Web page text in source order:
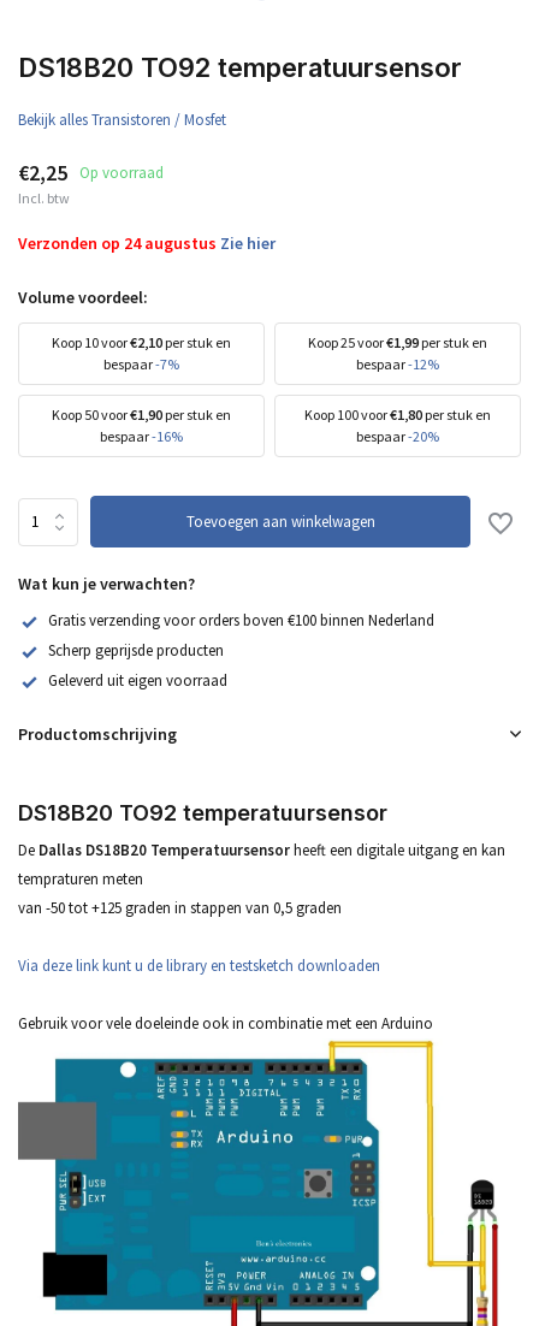
DS18B20 TO92 temperatuursensor
Bekijk alles Transistoren / Mosfet
€2,25 Op voorraad
Incl. btw
Verzonden op 24 augustus Zie hier
Volume voordeel:
Koop 10 voor€2,10 per stuk en
bespaar-7%
Koop 25 voor€1,99 per stuk en
bespaar-12%
Koop 50 voor€1,90 per stuk en
bespaar-16%
Koop 100 voor€1,80 per stuk en
bespaar-20%
Toevoegen aan winkelwagen
Wat kun je verwachten?
Gratis verzending voor orders boven €100 binnen Nederland
Scherp geprijsde producten
Geleverd uit eigen voorraad
Productomschrijving
DS18B20 TO92 temperatuursensor
De Dallas DS18B20 Temperatuursensorheeft een digitale uitgang en kan
tempraturen meten
van -50 tot +125 graden in stappen van 0,5 graden
Via deze link kunt u de library en testsketch downloaden
Gebruik voor vele doeleinde ook in combinatie met een Arduino